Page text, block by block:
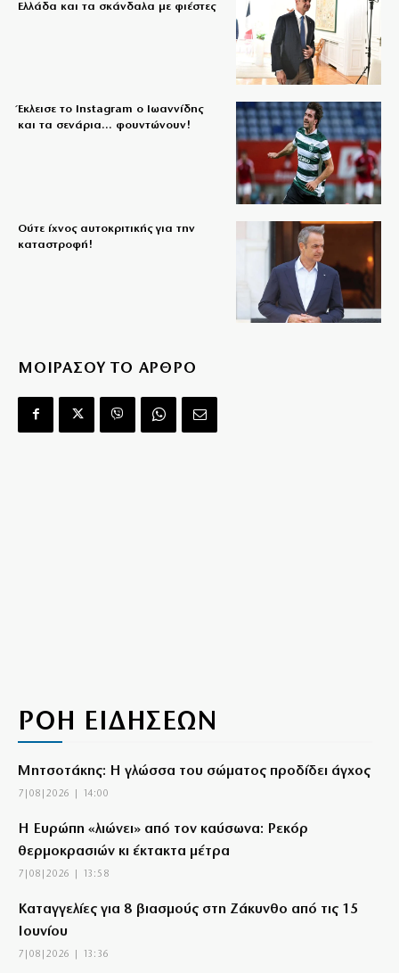
Ελλάδα και τα σκάνδαλα με φιέστες
Έκλεισε το Instagram ο Ιωαννίδης
και τα σενάρια… φουντώνουν!
Ούτε ίχνος αυτοκριτικής για την
καταστροφή!
ΜΟΙΡΑΣΟΥ ΤΟ ΑΡΘΡΟ
ΡΟΗ ΕΙΔΗΣΕΩΝ
Μητσοτάκης: Η γλώσσα του σώματος προδίδει άγχος
7|08|2026 | 14:00
Η Ευρώπη «λιώνει» από τον καύσωνα: Ρεκόρ
θερμοκρασιών κι έκτακτα μέτρα
7|08|2026 | 13:58
Καταγγελίες για 8 βιασμούς στη Ζάκυνθο από τις 15
Ιουνίου
7|08|2026 | 13:36